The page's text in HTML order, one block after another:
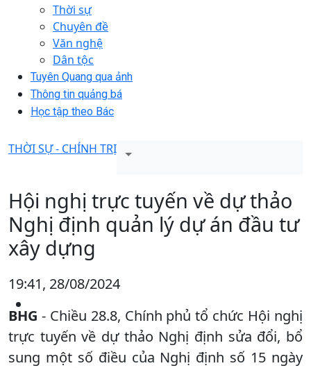
Thời sự
Chuyên đề
Văn nghệ
Dân tộc
Tuyên Quang qua ảnh
Thông tin quảng bá
Học tập theo Bác
THỜI SỰ - CHÍNH TRỊ
Hội nghị trực tuyến về dự thảo
Nghị định quản lý dự án đầu tư
xây dựng
19:41, 28/08/2024
BHG - Chiều 28.8, Chính phủ tổ chức Hội nghị
trực tuyến về dự thảo Nghị định sửa đổi, bổ
sung một số điều của Nghị định số 15 ngày